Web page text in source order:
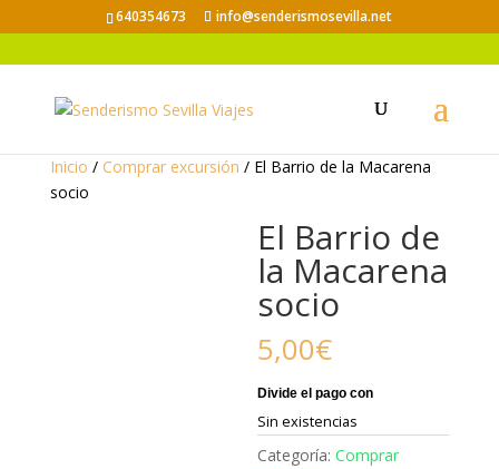
640354673 info@senderismosevilla.net
Inicio / Comprar excursión / El Barrio de la Macarena
socio
El Barrio de
la Macarena
socio
5,00€
Sin existencias
Categoría:Comprar